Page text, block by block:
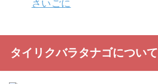
さいごに
タイリクバラタナゴについて